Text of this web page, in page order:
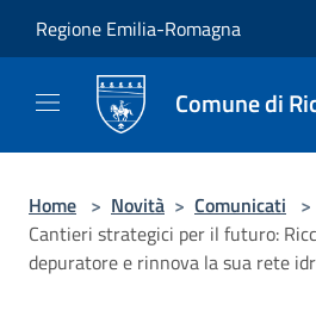
Regione Emilia-Romagna
Comune di
Home > Novità > Comunicati >
Cantieri strategici per il futuro:
depuratore e rinnova la sua rete